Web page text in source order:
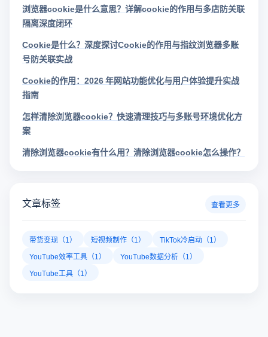
浏览器cookie是什么意思？详解cookie的作用与多店防关联
隔离深度闭环
Cookie是什么？深度探讨Cookie的作用与指纹浏览器多账
号防关联实战
Cookie的作用：2026 年网站功能优化与用户体验提升实战
指南
怎样清除浏览器cookie？快速清理技巧与多账号环境优化方
案
清除浏览器cookie有什么用？清除浏览器cookie怎么操作？
文章标签 查看更多
带货变现（1） 短视频制作（1）
TikTok冷启动（1）
YouTube效率工具（1）
YouTube数据分析（1）
YouTube工具（1）